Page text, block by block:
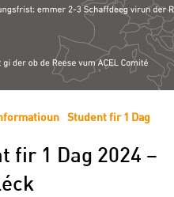
Student fir 1 Dag
fir 1 Dag 2024 –